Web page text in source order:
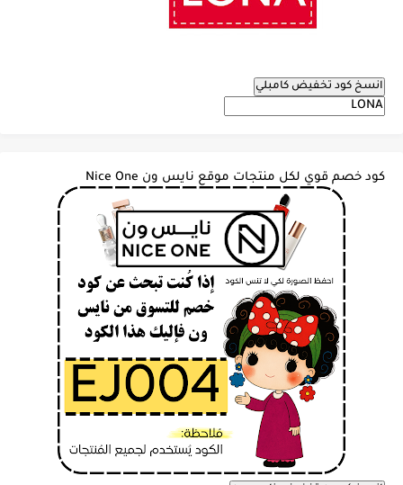
انسخ كود تخفيض كامبلي
كود خصم قوي لكل منتجات موقع نايس ون Nice One